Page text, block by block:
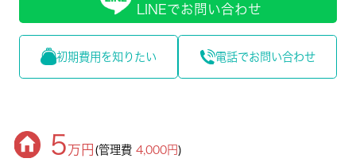
LINEでお問い合わせ
初期費用を知りたい 電話でお問い合わせ
5万円 (管理費4,000円)